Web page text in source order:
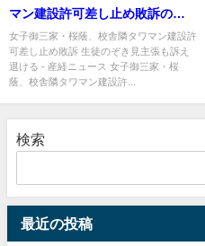
マン建設許可差し止め敗訴の判
決 生徒のぞき見主張も「恐れ
なし」
女子御三家・桜蔭、校舎隣タワマン建設許
可差し止め敗訴 生徒のぞき見主張も訴え
退ける - 産経ニュース 女子御三家・桜
蔭、校舎隣タワマン建設許...
検索
最近の投稿